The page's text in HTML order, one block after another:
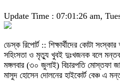
Update Time : 07:01:26 am,
ডেস্ক রিপোর্ট :: শিক্ষার্থীদের কোটা
সহিংসতা ও মৃত্যু খুবই দুঃখজনক বলে
মঙ্গলবার (৩০ জুলাই) বিচারপতি মোস্তফা
মাসুদ হোসেন দোলনের হাইকোর্ট বেঞ্চ এ